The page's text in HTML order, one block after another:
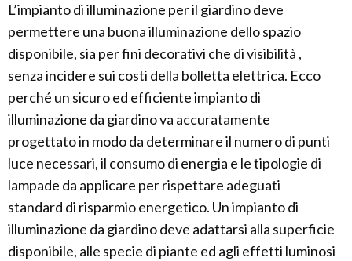
L’impianto di illuminazione per il giardino deve
permettere una buona illuminazione dello spazio
disponibile, sia per fini decorativi che di visibilità ,
senza incidere sui costi della bolletta elettrica. Ecco
perché un sicuro ed efficiente impianto di
illuminazione da giardino va accuratamente
progettato in modo da determinare il numero di punti
luce necessari, il consumo di energia e le tipologie di
lampade da applicare per rispettare adeguati
standard di risparmio energetico. Un impianto di
illuminazione da giardino deve adattarsi alla superficie
disponibile, alle specie di piante ed agli effetti luminosi